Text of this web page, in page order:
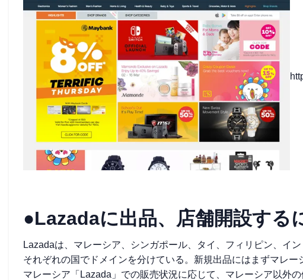
●Lazadaに出品、店舗開設する
Lazadaは、マレーシア、シンガポール、タイ、フィリピン、イ
それぞれの国でドメインを分けている。新規出品にはまずマレー
マレーシア「Lazada」での販売状況に応じて、マレーシア以外